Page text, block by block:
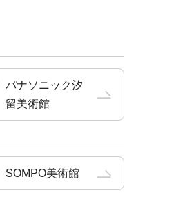
パナソニック汐
留美術館
SOMPO美術館